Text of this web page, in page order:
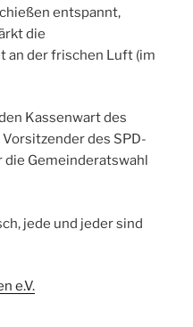
entspannt,
die
an der frischen Luft (im
Kassenwart des
des SPD-
Gemeinderatswahl
jede und jeder sind
e.V.